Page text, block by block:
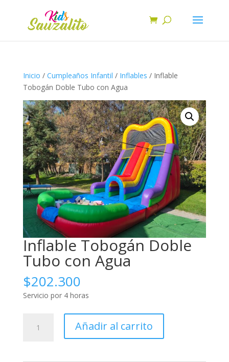
Inicio / Cumpleaños Infantil / Inflables / Inflable
Tobogán Doble Tubo con Agua
Inflable Tobogán Doble
Tubo con Agua
$202.300
Servicio por 4 horas
Tobogán
Añadir al carrito